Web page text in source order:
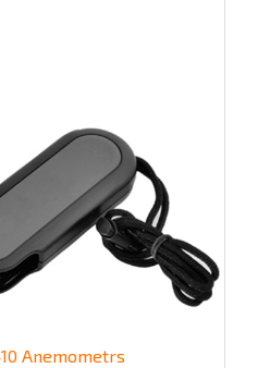
Anemometrs